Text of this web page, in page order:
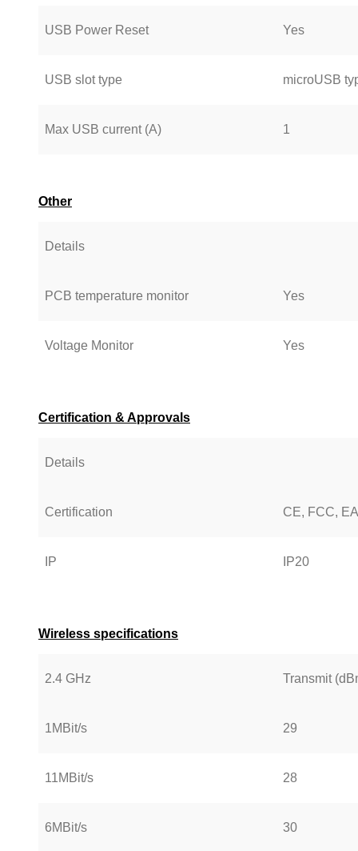
USB Power Reset Yes
USB slot type microUSB
Max USB current (A) 1
Other
Details
PCB temperature monitor Yes
Voltage Monitor Yes
Certification & Approvals
Details
Certification CE, FCC,
IP IP20
Wireless specifications
2.4 GHz Transmit
1MBit/s 29
11MBit/s 28
6MBit/s 30